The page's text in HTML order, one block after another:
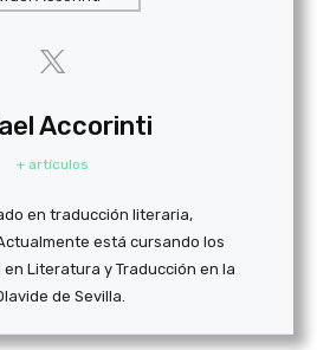
Accorinti
+ artículos
en traducción literaria,
está cursando los
Literatura y Traducción en la
de Sevilla.